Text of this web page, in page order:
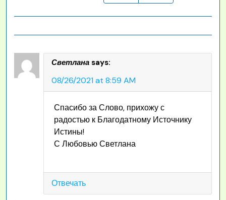
Светлана says:
08/26/2021 at 8:59 AM
Спасибо за Слово, прихожу с
радостью к Благодатному Источнику
Истины!
С Любовью Светлана
Отвечать